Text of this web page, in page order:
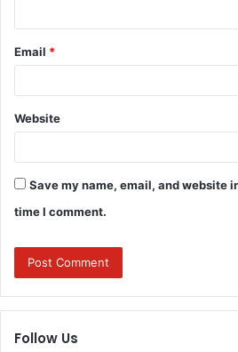
Email *
Website
Save my name, email, and website
time I comment.
Follow Us